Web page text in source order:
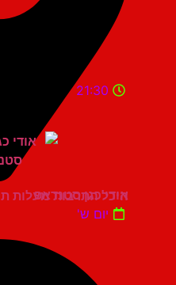
היכל התרבות מעלות תרשיחא
21:30
אודי כגן סטנדאפ
יום ש'